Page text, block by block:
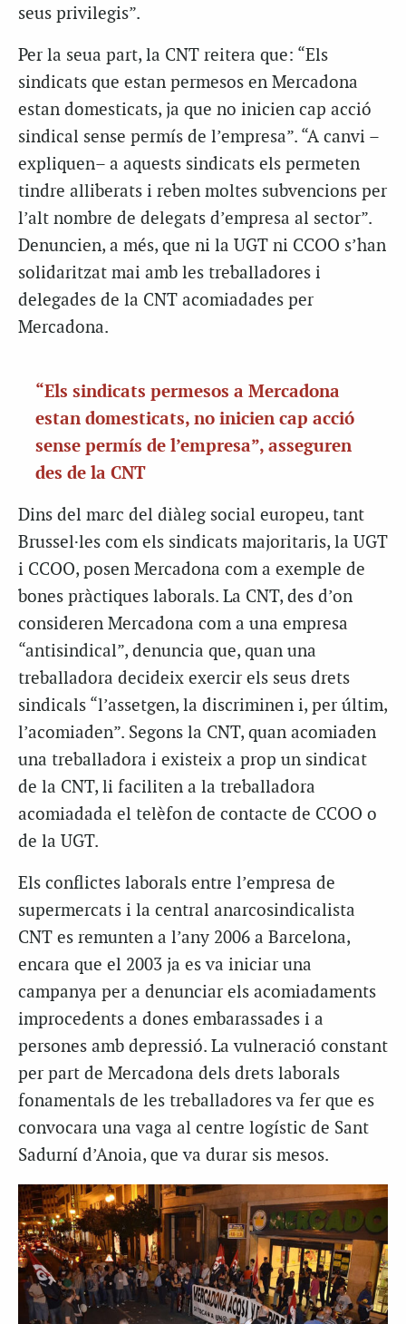
seus privilegis”.
Per la seua part, la CNT reitera que: “Els
sindicats que estan permesos en Mercadona
estan domesticats, ja que no inicien cap acció
sindical sense permís de l’empresa”. “A canvi –
expliquen– a aquests sindicats els permeten
tindre alliberats i reben moltes subvencions per
l’alt nombre de delegats d’empresa al sector”.
Denuncien, a més, que ni la UGT ni CCOO s’han
solidaritzat mai amb les treballadores i
delegades de la CNT acomiadades per
Mercadona.
“Els sindicats permesos a Mercadona
estan domesticats, no inicien cap acció
sense permís de l’empresa”, asseguren
des de la CNT
Dins del marc del diàleg social europeu, tant
Brussel·les com els sindicats majoritaris, la UGT
i CCOO, posen Mercadona com a exemple de
bones pràctiques laborals. La CNT, des d’on
consideren Mercadona com a una empresa
“antisindical”, denuncia que, quan una
treballadora decideix exercir els seus drets
sindicals “l’assetgen, la discriminen i, per últim,
l’acomiaden”. Segons la CNT, quan acomiaden
una treballadora i existeix a prop un sindicat
de la CNT, li faciliten a la treballadora
acomiadada el telèfon de contacte de CCOO o
de la UGT.
Els conflictes laborals entre l’empresa de
supermercats i la central anarcosindicalista
CNT es remunten a l’any 2006 a Barcelona,
encara que el 2003 ja es va iniciar una
campanya per a denunciar els acomiadaments
improcedents a dones embarassades i a
persones amb depressió. La vulneració constant
per part de Mercadona dels drets laborals
fonamentals de les treballadores va fer que es
convocara una vaga al centre logístic de Sant
Sadurní d’Anoia, que va durar sis mesos.